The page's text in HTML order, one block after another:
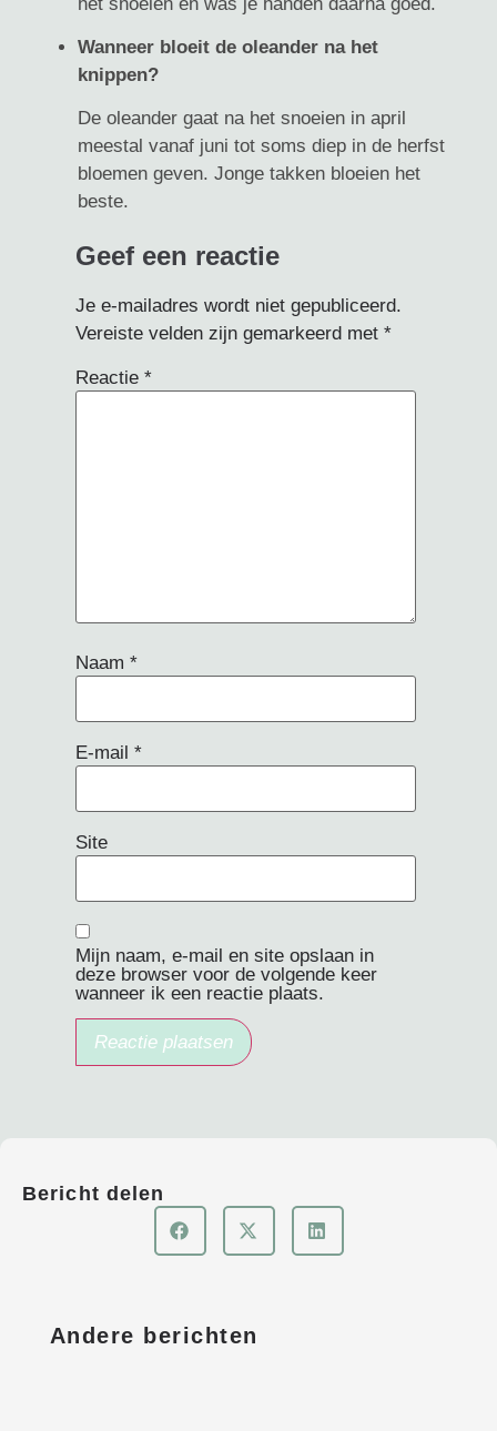
Bericht delen
Andere berichten
Wanneer bloeit de oleander na het
knippen?
De oleander gaat na het snoeien in april
meestal vanaf juni tot soms diep in de herfst
bloemen geven. Jonge takken bloeien het
beste.
Geef een reactie
Je e-mailadres wordt niet gepubliceerd.
Vereiste velden zijn gemarkeerd met*
Reactie*
Naam*
E-mail*
Site
Mijn naam, e-mail en site opslaan in
deze browser voor de volgende keer
wanneer ik een reactie plaats.